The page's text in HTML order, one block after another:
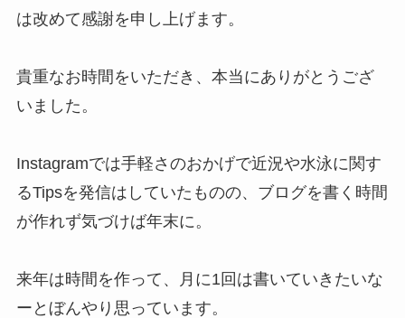
は改めて感謝を申し上げます。
貴重なお時間をいただき、本当にありがとうござ
いました。
Instagramでは手軽さのおかげで近況や水泳に関す
るTipsを発信はしていたものの、ブログを書く時間
が作れず気づけば年末に。
来年は時間を作って、月に1回は書いていきたいな
ーとぼんやり思っています。